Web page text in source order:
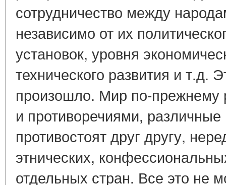
сотрудничество между
независимо от их
установок, уровня
технического развития и т.д.
произошло. Мир по-прежнему
и противоречиями, различные
противостоят друг другу,
этнических,
отдельных стран. Все это не